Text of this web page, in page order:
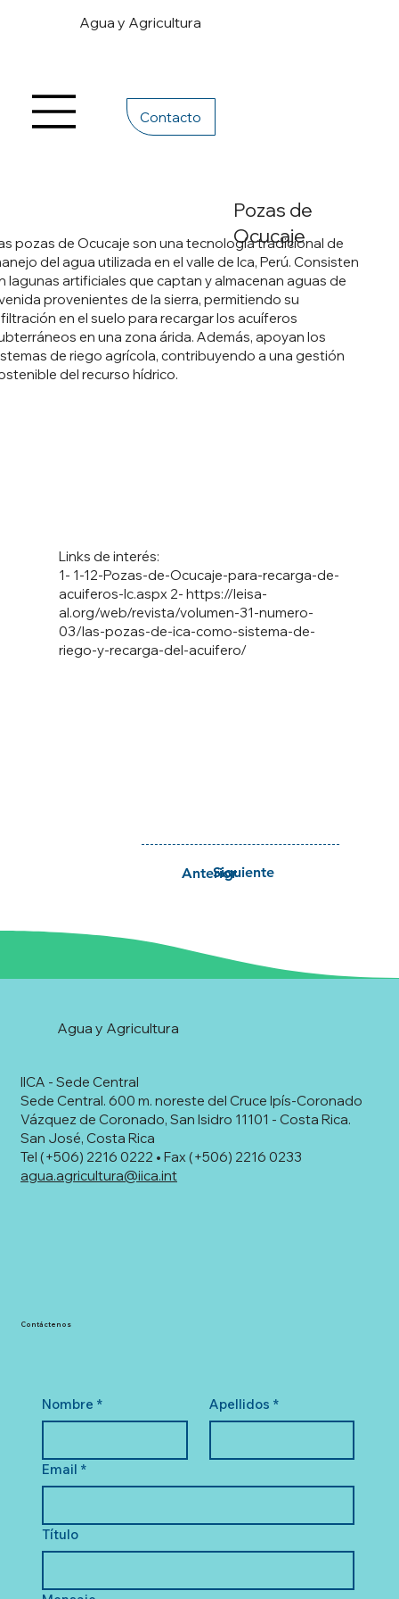
Agua y Agricultura
Contacto
Pozas de
Ocucaje
pozas de Ocucaje son una tecnología tradicional de
del agua utilizada en el valle de Ica, Perú. Consisten
lagunas artificiales que captan y almacenan aguas de
provenientes de la sierra, permitiendo su
en el suelo para recargar los acuíferos
en una zona árida. Además, apoyan los
de riego agrícola, contribuyendo a una gestión
del recurso hídrico.
1- 1-12-Pozas-de-Ocucaje-para-recarga-de-
acuiferos-Ic.aspx 2-https://leisa-
al.org/web/revista/volumen-31-numero-
03/las-pozas-de-ica-como-sistema-de-
riego-y-recarga-del-acuifero/
Links de interés:
Siguiente
Anterior
IICA - Sede Central
Sede Central. 600 m. noreste del Cruce Ipís-Coronado
Vázquez de Coronado, San Isidro 11101 - Costa Rica.
San José, Costa Rica
Tel (+506) 2216 0222 • Fax (+506) 2216 0233
agua.agricultura@iica.int
Agua y Agricultura
Nombre * Apellidos *
Email *
Título
Contáctenos